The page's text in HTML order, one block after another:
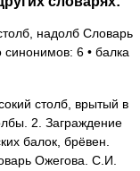
надолб Словарь
6 • балка
столб, врытый в
2. Заграждение
балок, брёвен.
Ожегова. С.И.